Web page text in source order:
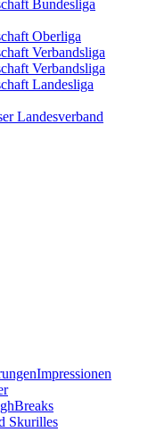
Bundesliga
Oberliga
Verbandsliga
Verbandsliga
Landesliga
Landesverband
Impressionen
Skurilles